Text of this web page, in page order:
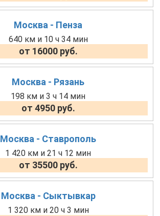
Москва - Пенза
640 км и 10 ч 34 мин
от 16000 руб.
Москва - Рязань
198 км и 3 ч 14 мин
от 4950 руб.
Москва - Ставрополь
1 420 км и 21 ч 12 мин
от 35500 руб.
Москва - Сыктывкар
1 320 км и 20 ч 3 мин